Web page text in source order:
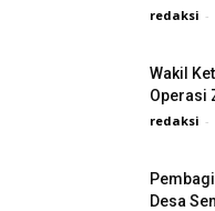
redaksi -
Wakil
Operasi
redaksi -
Desa